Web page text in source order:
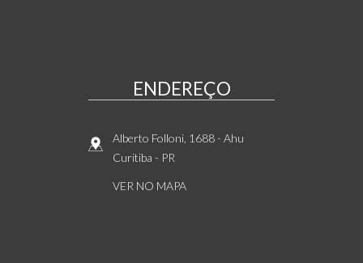
ENDEREÇO
Alberto Folloni, 1688- Ahu
Curitiba - PR
VER NO MAPA